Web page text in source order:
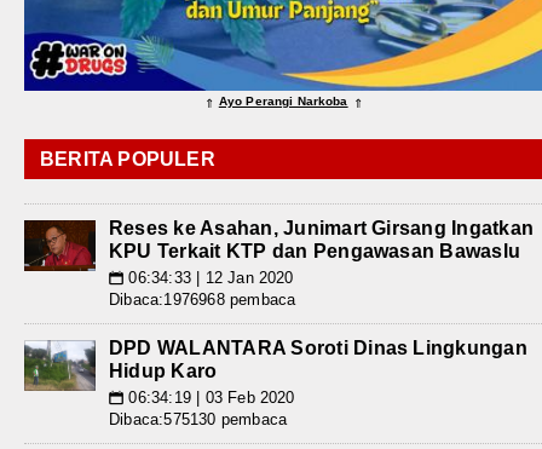
⇑ Ayo Perangi Narkoba ⇑
BERITA POPULER
Reses ke Asahan, Junimart Girsang Ingatkan
KPU Terkait KTP dan Pengawasan Bawaslu
📅 06:34:33 | 12 Jan 2020
Dibaca:1976968 pembaca
DPD WALANTARA Soroti Dinas Lingkungan
Hidup Karo
📅 06:34:19 | 03 Feb 2020
Dibaca:575130 pembaca